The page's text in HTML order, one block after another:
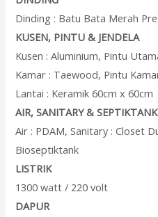
Dinding : Batu Bata Merah
KUSEN, PINTU & JENDELA
Kusen : Aluminium, Pintu
Kamar : Taewood, Pintu
Lantai : Keramik 60cm x 60cm
AIR, SANITARY & SEPTIKTANK
Air : PDAM, Sanitary : Closet
Bioseptiktank
LISTRIK
1300 watt / 220 volt
DAPUR